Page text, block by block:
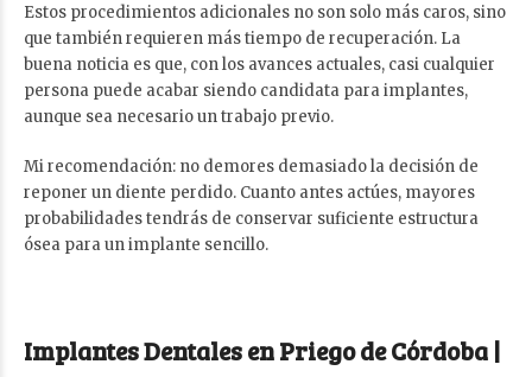
Estos procedimientos adicionales no son solo más caros, sino
que también requieren más tiempo de recuperación. La
buena noticia es que, con los avances actuales, casi cualquier
persona puede acabar siendo candidata para implantes,
aunque sea necesario un trabajo previo.
Mi recomendación: no demores demasiado la decisión de
reponer un diente perdido. Cuanto antes actúes, mayores
probabilidades tendrás de conservar suficiente estructura
ósea para un implante sencillo.
Implantes Dentales en Priego de Córdoba |